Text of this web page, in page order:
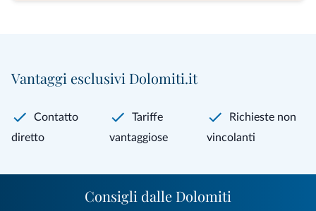
Vantaggi esclusivi Dolomiti.it
Contatto
diretto
Tariffe
vantaggiose
Richieste non
vincolanti
Consigli dalle Dolomiti